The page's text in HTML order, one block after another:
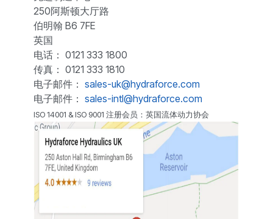
250阿斯顿大厅路
伯明翰 B6 7FE
英国
电话： 0121 333 1800
传真： 0121 333 1810
电子邮件： sales-uk@hydraforce.com
电子邮件： sales-intl@hydraforce.com
ISO 14001 & ISO 9001 注册会员：英国流体动力协会